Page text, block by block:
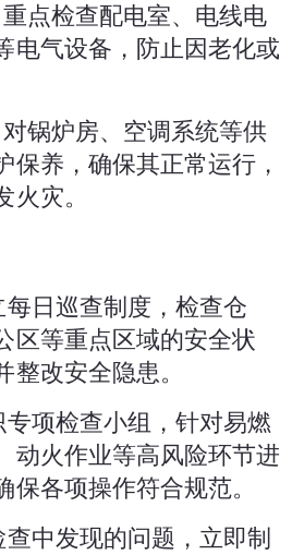
重点检查配电室、电线电
电气设备，防止因老化或
对锅炉房、空调系统等供
保养，确保其正常运行，
灾。
每日巡查制度，检查仓
区等重点区域的安全状
整改安全隐患。
专项检查小组，针对易燃
动火作业等高风险环节进
保各项操作符合规范。
查中发现的问题，立即制